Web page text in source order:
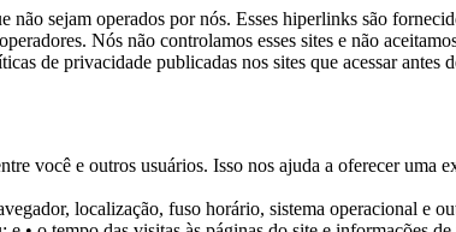
sejam operados por nós. Esses hiperlinks são
Nós não controlamos esses sites e não
de privacidade publicadas nos sites que acessar antes
você e outros usuários. Isso nos ajuda a oferecer
localização, fuso horário, sistema operacional e